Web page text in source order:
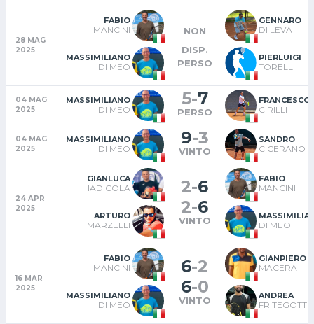
28 MAG
2025
FABIO
MANCINI
MASSIMILIANO
DI MEO
NON
DISP.
PERSO
GENNARO
DI LEVA
PIERLUIGI
TORELLI
04 MAG
2025
MASSIMILIANO
DI MEO
5-7
PERSO
FRANCESCO
CIRILLI
04 MAG
2025
MASSIMILIANO
DI MEO
9-3
VINTO
SANDRO
CICERANO
24 APR
2025
GIANLUCA
IADICOLA
ARTURO
MARZELLI
2-6
2-6
VINTO
FABIO
MANCINI
DI MEO
16 MAR
2025
FABIO
MANCINI
MASSIMILIANO
DI MEO
6-2
6-0
VINTO
GIANPIERO
MACERA
ANDREA
FRITEGOTTO